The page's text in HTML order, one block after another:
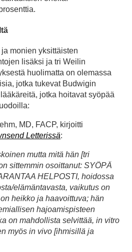
monien yksittäisten
lisäksi ja tri Weilin
huolimatta on olemassa
jotka tukevat Budwigin
jotka hoitavat syöpää
MD, FACP, kirjoitti
Letterissä:
mutta mitä hän [tri
sittemmin osoittanut: SYÖPÄ
HELPOSTI, hoidossa
elämäntavasta, vaikutus on
heikko ja haavoittuva; hän
hajoamispisteen
on mahdollista selvittää, in vitro
myös in vivo [ihmisillä ja